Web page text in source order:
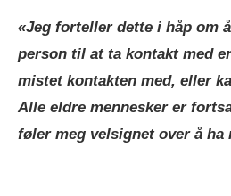
«Jeg forteller dette i håp om
person til at ta kontakt med
mistet kontakten med, eller
Alle eldre mennesker er
føler meg velsignet over å ha